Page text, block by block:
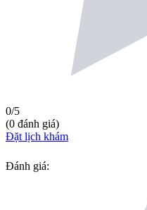
0/5
(0 đánh giá)
Đặt lịch khám
Đánh giá: